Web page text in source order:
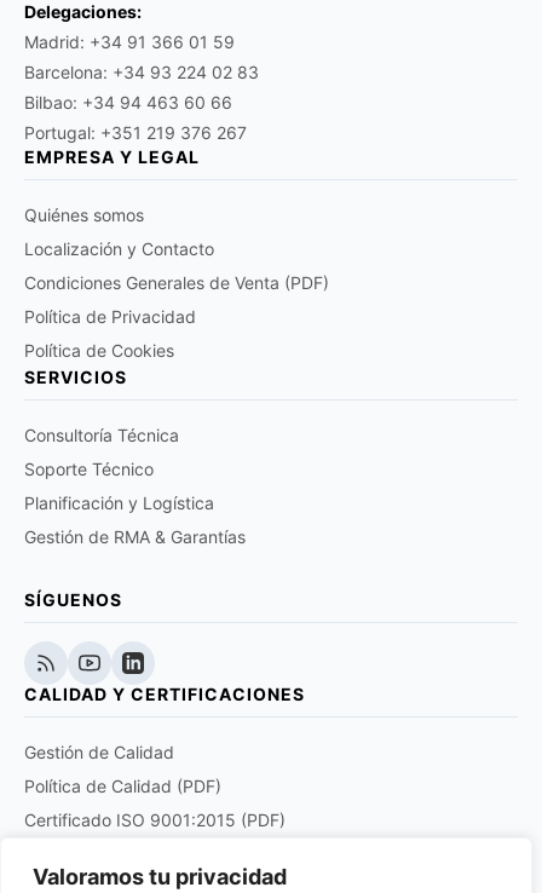
Valoramos tu privacidad
Delegaciones:
Madrid: +34 91 366 01 59
Barcelona: +34 93 224 02 83
Bilbao: +34 94 463 60 66
Portugal: +351 219 376 267
EMPRESA Y LEGAL
Quiénes somos
Localización y Contacto
Condiciones Generales de Venta (PDF)
Política de Privacidad
Política de Cookies
SERVICIOS
Consultoría Técnica
Soporte Técnico
Planificación y Logística
Gestión de RMA & Garantías
SÍGUENOS
CALIDAD Y CERTIFICACIONES
Gestión de Calidad
Política de Calidad (PDF)
Certificado ISO 9001:2015 (PDF)
Certificado DOCUPLUS S&I (PDF)